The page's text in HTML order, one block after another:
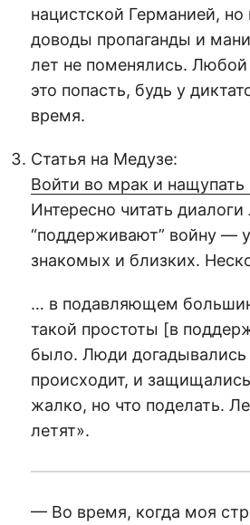
нацистской Германией, но
доводы пропаганды и
лет не поменялись.
это попасть, будь у
время.
Статья на Медузе:
Войти во мрак и
Интересно читать
“поддерживают” войну —
знакомых и близких.
… в подавляющем
такой простоты [в
было. Люди догадывались
происходит, и
жалко, но что поделать.
летят».
— Во время, когда моя